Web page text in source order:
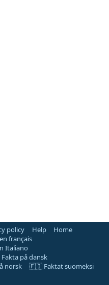
policy Help
Home
français
Italiano
på dansk
norsk
🇫🇮 Faktat suomeksi